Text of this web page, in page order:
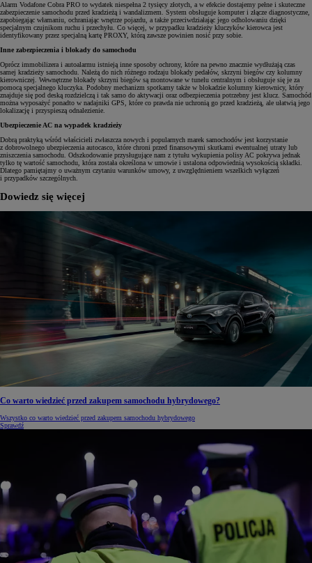
Alarm Vodafone Cobra PRO to wydatek niespełna 2 tysięcy złotych, a w efekcie dostajemy pełne i skuteczne
zabezpieczenie samochodu przed kradzieżą i wandalizmem. System obsługuje komputer i złącze diagnostyczne,
zapobiegając włamaniu, ochraniając wnętrze pojazdu, a także przeciwdziałając jego odholowaniu dzięki
specjalnym czujnikom ruchu i przechyłu. Co więcej, w przypadku kradzieży kluczyków kierowca jest
identyfikowany przez specjalną kartę PROXY, którą zawsze powinien nosić przy sobie.
Inne zabezpieczenia i blokady do samochodu
Oprócz immobilizera i autoalarmu istnieją inne sposoby ochrony, które na pewno znacznie wydłużają czas
samej kradzieży samochodu. Należą do nich różnego rodzaju blokady pedałów, skrzyni biegów czy kolumny
kierowniczej. Wewnętrzne blokady skrzyni biegów są montowane w tunelu centralnym i obsługuje się je za
pomocą specjalnego kluczyka. Podobny mechanizm spotkamy także w blokadzie kolumny kierownicy, który
znajduje się pod deską rozdzielczą i tak samo do aktywacji oraz odbezpieczenia potrzebny jest klucz. Samochód
można wyposażyć ponadto w nadajniki GPS, które co prawda nie uchronią go przed kradzieżą, ale ułatwią jego
lokalizację i przyspieszą odnalezienie.
Ubezpieczenie AC na wypadek kradzieży
Dobrą praktyką wśród właścicieli zwłaszcza nowych i popularnych marek samochodów jest korzystanie
z dobrowolnego ubezpieczenia autocasco, które chroni przed finansowymi skutkami ewentualnej utraty lub
zniszczenia samochodu. Odszkodowanie przysługujące nam z tytułu wykupienia polisy AC pokrywa jednak
tylko tę wartość samochodu, która została określona w umowie i ustalona odpowiednią wysokością składki.
Dlatego pamiętajmy o uważnym czytaniu warunków umowy, z uwzględnieniem wszelkich wyłączeń
i przypadków szczególnych.
Dowiedz się więcej
Co warto wiedzieć przed zakupem samochodu hybrydowego?
Wszystko co warto wiedzieć przed zakupem samochodu hybrydowego
Sprawdź